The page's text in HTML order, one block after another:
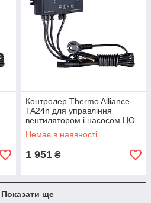
Контролер Thermo Alliance
TA24n для управління
вентилятором і насосом ЦО
Немає в наявності
1 951 ₴
Показати ще